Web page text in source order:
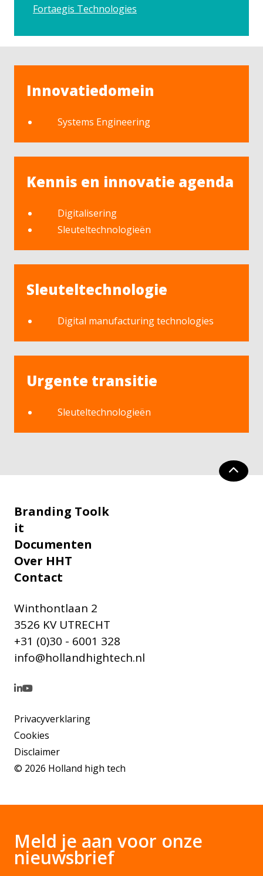
Fortaegis Technologies
Innovatiedomein
Systems Engineering
Kennis en innovatie agenda
Digitalisering
Sleuteltechnologieën
Sleuteltechnologie
Digital manufacturing technologies
Urgente transitie
Sleuteltechnologieën
Branding Toolk
it
Documenten
Over HHT
Contact
Winthontlaan 2
3526 KV UTRECHT
+31 (0)30 - 6001 328
info@hollandhightech.nl
© 2026 Holland high tech
Privacyverklaring
Cookies
Disclaimer
Meld je aan voor onze
nieuwsbrief